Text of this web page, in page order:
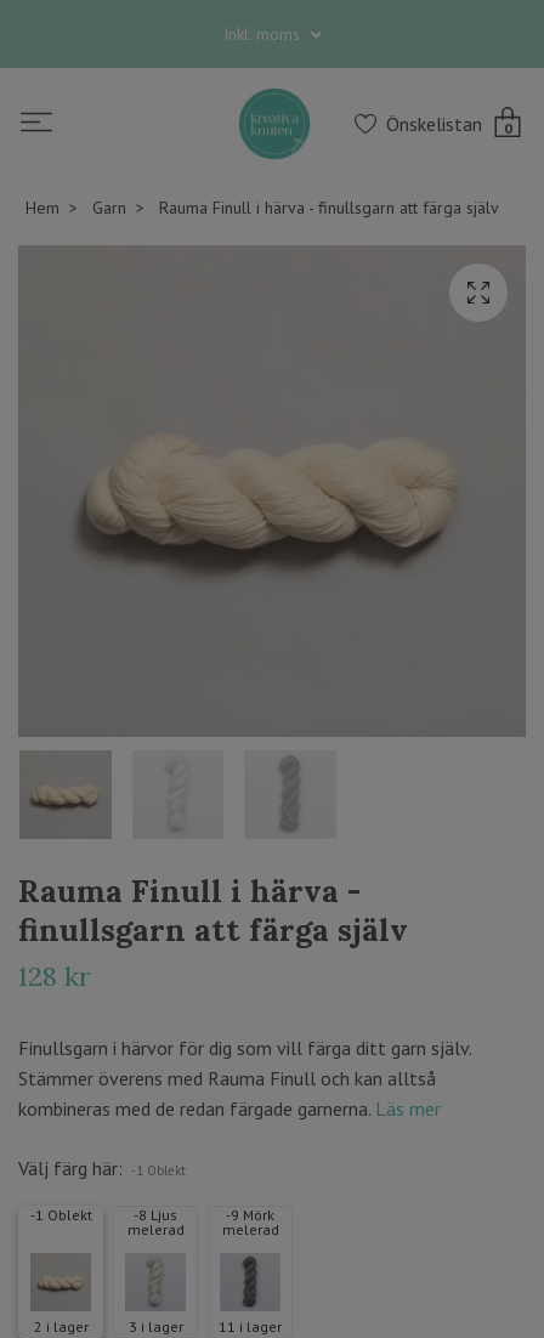
Inkl. moms
Önskelistan 0
Hem Garn Rauma Finull i härva - finullsgarn att färga själv
Rauma Finull i härva -
finullsgarn att färga själv
128 kr
Finullsgarn i härvor för dig som vill färga ditt garn själv.
Stämmer överens med Rauma Finull och kan alltså
kombineras med de redan färgade garnerna. Läs mer
Välj färg här: -1 Oblekt
-1 Oblekt
2 i lager
-8 Ljus
melerad
3 i lager
-9 Mörk
melerad
11 i lager